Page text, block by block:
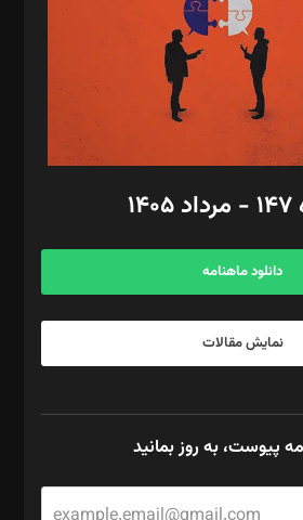
شفیعی، مانی لطفی زاده
ثابت
کاظمی‌نیا
دانلود ماهنامه
نمایش مقالات
پیوست، به روز بمانید